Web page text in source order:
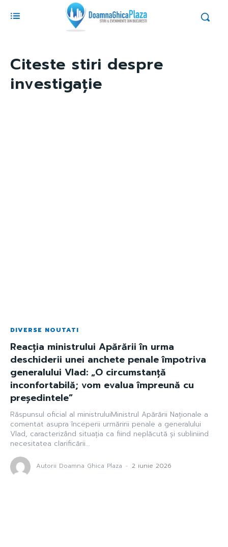
Citeste stiri despre
investigație
DIVERSE NOUTATI
Reacția ministrului Apărării în urma
deschiderii unei anchete penale împotriva
generalului Vlad: „O circumstanță
inconfortabilă; vom evalua împreună cu
președintele”
Răspunsul oficial al ministruluiMinistrul Apărării Naționale a
comentat asupra începerii urmăririi penale a generalului
Vlad, caracterizând situația ca fiind neplăcută și subliniind
necesitatea clarificării...
Autorii Doamna Ghica Plaza - 2 iunie 2026